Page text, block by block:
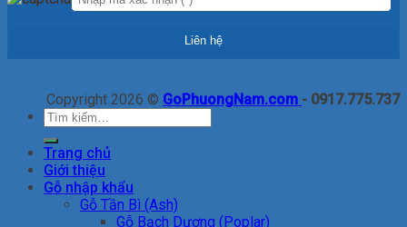
Copyright 2026 © GoPhuongNam.com - 0917.775.737
Tìm
kiếm:
Trang chủ
Giới thiệu
Gỗ nhập khẩu
Gỗ Tần Bì (Ash)
Gỗ Bạch Dương (Poplar)